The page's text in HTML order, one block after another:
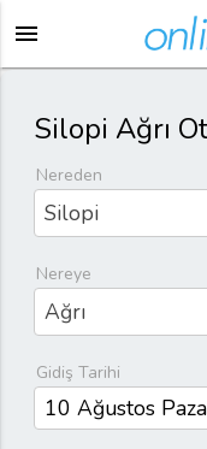
menu
Silopi Ağrı
Nereden
Silopi
Nereye
Ağrı
Gidiş Tarihi